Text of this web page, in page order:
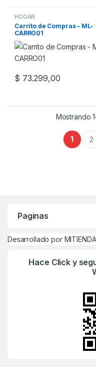
HOGAR
Carrito de Compras – ML-
CARRO01
$ 73.299,00
Mostrando
1 2
Paginas
Desarrollado por
Hace Click y